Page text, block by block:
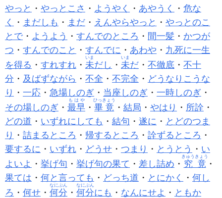
やっと ・ やっとこさ ・ ようやく ・ あやうく ・ 危な
く
・ まだしも ・ まだ ・ えんやらやっと ・ やっとのこ
とで・ ようよう ・ すんでのところ ・ 間一髪 ・ かつが
つ ・ すんでのこと ・ すんでに ・ あわや ・ 九死に一生
を得る ・ すれすれ ・ 未
いま
だし ・ 未
いま
だ ・ 不徹底 ・ 不十
分 ・ 及ばずながら ・ 不全 ・ 不完全 ・ どうなりこうな
り ・ 一応 ・ 急場しのぎ ・ 当座しのぎ ・ 一時しのぎ ・
その場しのぎ ・ 最早
もはや
・ 畢竟
ひっきょう
・ 結局 ・ やはり ・ 所詮 ・
どの道 ・ いずれにしても ・ 結句 ・ 遂に ・ とどのつま
り ・ 詰まるところ ・ 帰するところ ・ 詮ずるところ ・
要するに ・ いずれ ・ どうせ ・ つまり ・ とうとう ・ い
よいよ ・ 挙げ句 ・ 挙げ句の果て ・ 差し詰め ・ 究竟
きゅうきょう
・
果ては ・ 何と言っても ・ どっち道 ・ とにかく ・ 何し
ろ ・ 何せ ・ 何分
なにぶん
・ 何分
なにぶん
にも ・ なんにせよ ・ ともか